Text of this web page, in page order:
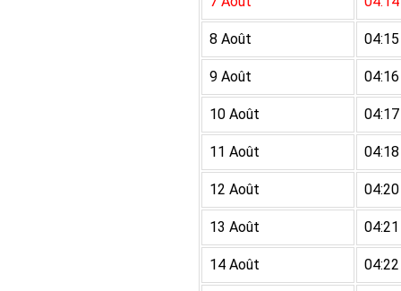
8 Août 04:15
9 Août 04:16
10 Août 04:17
11 Août 04:18
12 Août 04:20
13 Août 04:21
14 Août 04:22